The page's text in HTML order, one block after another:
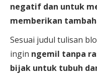
negatif dan untuk
memberikan
Sesuai judul tulisan
ingin ngemil tanpa
bijak untuk tubuh